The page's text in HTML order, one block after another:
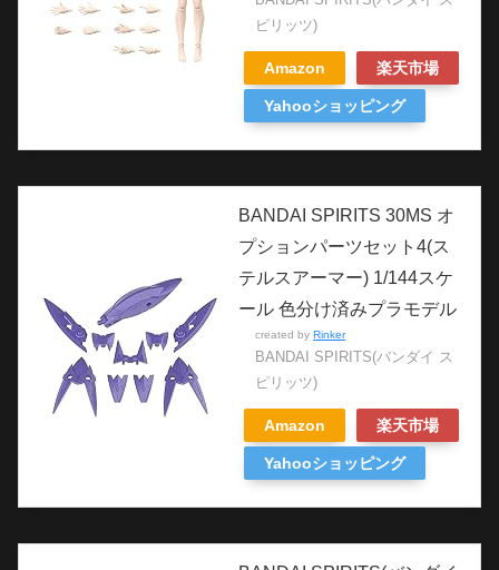
ピリッツ)
Amazon 楽天市場
Yahooショッピング
BANDAI SPIRITS 30MS オ
プションパーツセット4(ス
テルスアーマー) 1/144スケ
ール 色分け済みプラモデル
created by Rinker
BANDAI SPIRITS(バンダイ ス
ピリッツ)
Amazon 楽天市場
Yahooショッピング